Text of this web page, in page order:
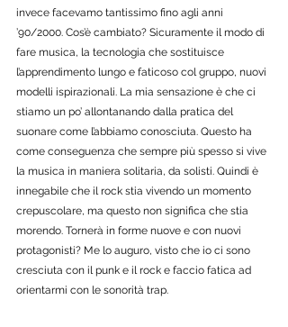
invece facevamo tantissimo fino agli anni
’90/2000. Cos’è cambiato? Sicuramente il modo di
fare musica, la tecnologia che sostituisce
l’apprendimento lungo e faticoso col gruppo, nuovi
modelli ispirazionali. La mia sensazione è che ci
stiamo un po’ allontanando dalla pratica del
suonare come l’abbiamo conosciuta. Questo ha
come conseguenza che sempre più spesso si vive
la musica in maniera solitaria, da solisti. Quindi è
innegabile che il rock stia vivendo un momento
crepuscolare, ma questo non significa che stia
morendo. Tornerà in forme nuove e con nuovi
protagonisti? Me lo auguro, visto che io ci sono
cresciuta con il punk e il rock e faccio fatica ad
orientarmi con le sonorità trap.